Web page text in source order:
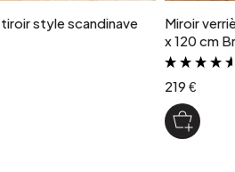
style scandinave
Miroir
x 120 cm
219 €